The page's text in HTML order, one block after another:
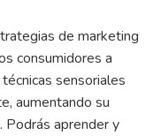
de marketing
consumidores a
sensoriales
aumentando su
Podrás aprender y